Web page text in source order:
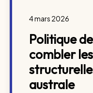
4 mars 2026
Politique
combler
australe